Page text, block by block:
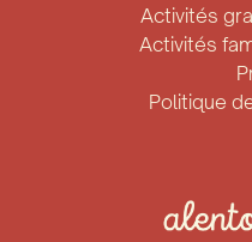
Activités
Activités
Politique